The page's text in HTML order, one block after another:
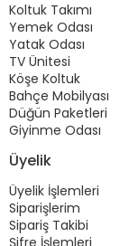
Koltuk Takımı
Yemek Odası
Yatak Odası
TV Ünitesi
Köşe Koltuk
Bahçe Mobilyası
Düğün Paketleri
Giyinme Odası
Üyelik
Üyelik İşlemleri
Siparişlerim
Sipariş Takibi